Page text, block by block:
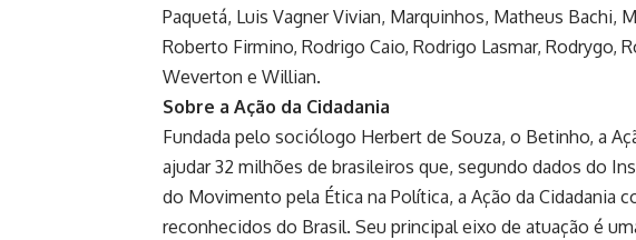
Paquetá, Luis Vagner Vivian, Marquinhos, Matheus Bachi,
Roberto Firmino, Rodrigo Caio, Rodrigo Lasmar, Rodrygo,
Weverton e Willian.
Sobre a Ação da Cidadania
Fundada pelo sociólogo Herbert de Souza, o Betinho, a
ajudar 32 milhões de brasileiros que, segundo dados do
do Movimento pela Ética na Política, a Ação da
reconhecidos do Brasil. Seu principal eixo de atuação é